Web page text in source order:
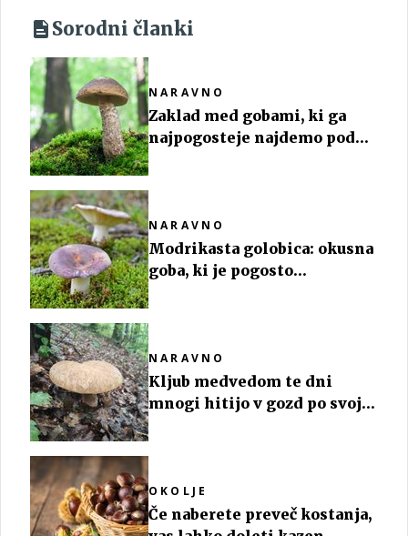
Sorodni članki
NARAVNO
Zaklad med gobami, ki ga
najpogosteje najdemo pod
NARAVNO
Modrikasta golobica: okusna
goba, ki je pogosto
NARAVNO
Kljub medvedom te dni
mnogi hitijo v gozd po svojo
OKOLJE
Če naberete preveč kostanja,